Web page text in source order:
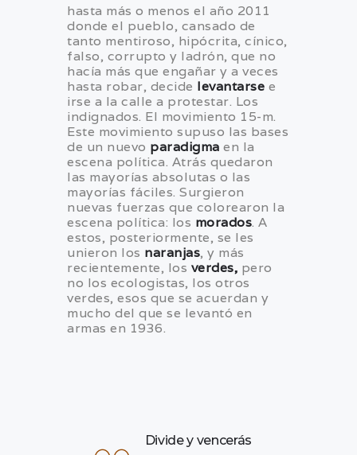
hasta más o menos el año 2011
donde el pueblo, cansado de
tanto mentiroso, hipócrita, cínico,
falso, corrupto y ladrón, que no
hacía más que engañar y a veces
hasta robar, decide levantarse e
irse a la calle a protestar. Los
indignados. El movimiento 15-m.
Este movimiento supuso las bases
de un nuevo paradigma en la
escena política. Atrás quedaron
las mayorías absolutas o las
mayorías fáciles. Surgieron
nuevas fuerzas que colorearon la
escena política: los morados. A
estos, posteriormente, se les
unieron los naranjas, y más
recientemente, los verdes, pero
no los ecologistas, los otros
verdes, esos que se acuerdan y
mucho del que se levantó en
armas en 1936.
Divide y vencerás